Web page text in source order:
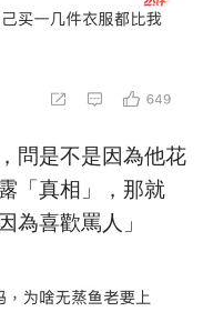
問是不是因為他花
「真相」，那就
為喜歡罵人」